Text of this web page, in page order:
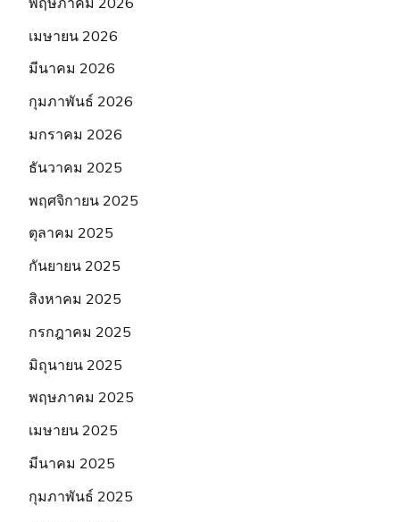
เมษายน 2026
มีนาคม 2026
กุมภาพันธ์ 2026
มกราคม 2026
ธันวาคม 2025
พฤศจิกายน 2025
ตุลาคม 2025
กันยายน 2025
สิงหาคม 2025
กรกฎาคม 2025
มิถุนายน 2025
พฤษภาคม 2025
เมษายน 2025
มีนาคม 2025
กุมภาพันธ์ 2025